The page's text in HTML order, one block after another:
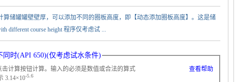
算储罐罐壁壁厚，可以添加不同的圈板高度，即【动态添加圈板高度】。这是储
different course height 程序仅考虑试 ...
时(API 650)(仅考虑试水条件)
计算按钮计算。输入的必须是数值或合法的算式
3.14×10-5.6
查看帮助